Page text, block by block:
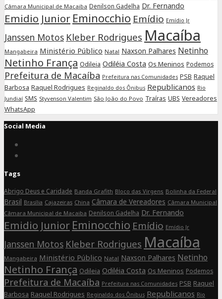
Câmara Municipal de Macaiba Denilson Gadelha Dr. Fernando
Emidio Junior Eminocchio Emídio Emídio Jr
Janssen Motos Kleber Rodrigues Macaíba
Mangabeira Ministério Público Natal Naxson Palhares Netinho
Netinho França Odileia Odiléia Costa Os Meninos Podemos
Prefeitura de Macaíba Prefeitura nas Comunidades PSB Raquel
Barbosa Raquel Rodrigues Reginaldo dos Ônibus Republicanos Rio
Jundiaí SMS Styvenson Valentim São João do Povo Traíras UBS Vereadores
WhatsApp
Social Media
Tags
Abrigo Deus e Caridade Banda Grafith Bloco das Virgens Bolinha da Federal
Brasil Brasília Cajazeiras China Câmara de Vereadores Câmara Municipal
Câmara Municipal de Macaiba Denilson Gadelha Dr. Fernando
Emidio Junior Eminocchio Emídio Emídio Jr
Janssen Motos Kleber Rodrigues Macaíba
Mangabeira Ministério Público Natal Naxson Palhares Netinho
Netinho França Odileia Odiléia Costa Os Meninos Podemos
Prefeitura de Macaíba Prefeitura nas Comunidades PSB Raquel
Barbosa Raquel Rodrigues Reginaldo dos Ônibus Republicanos Rio